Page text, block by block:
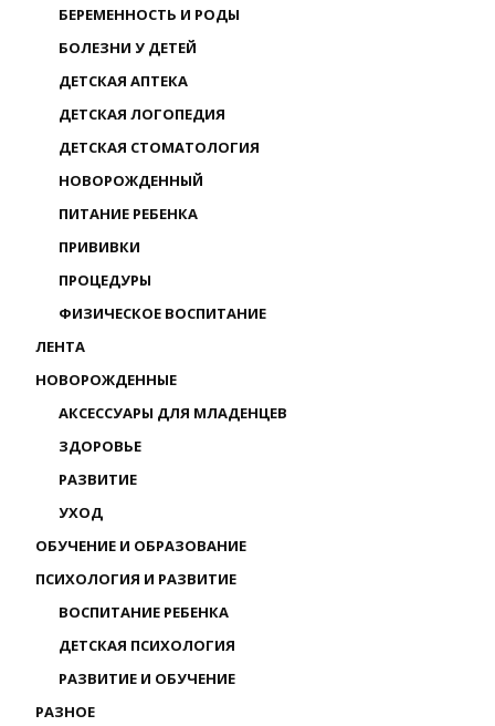
БЕРЕМЕННОСТЬ И РОДЫ
БОЛЕЗНИ У ДЕТЕЙ
ДЕТСКАЯ АПТЕКА
ДЕТСКАЯ ЛОГОПЕДИЯ
ДЕТСКАЯ СТОМАТОЛОГИЯ
НОВОРОЖДЕННЫЙ
ПИТАНИЕ РЕБЕНКА
ПРИВИВКИ
ПРОЦЕДУРЫ
ФИЗИЧЕСКОЕ ВОСПИТАНИЕ
ЛЕНТА
НОВОРОЖДЕННЫЕ
АКСЕССУАРЫ ДЛЯ МЛАДЕНЦЕВ
ЗДОРОВЬЕ
РАЗВИТИЕ
УХОД
ОБУЧЕНИЕ И ОБРАЗОВАНИЕ
ПСИХОЛОГИЯ И РАЗВИТИЕ
ВОСПИТАНИЕ РЕБЕНКА
ДЕТСКАЯ ПСИХОЛОГИЯ
РАЗВИТИЕ И ОБУЧЕНИЕ
РАЗНОЕ